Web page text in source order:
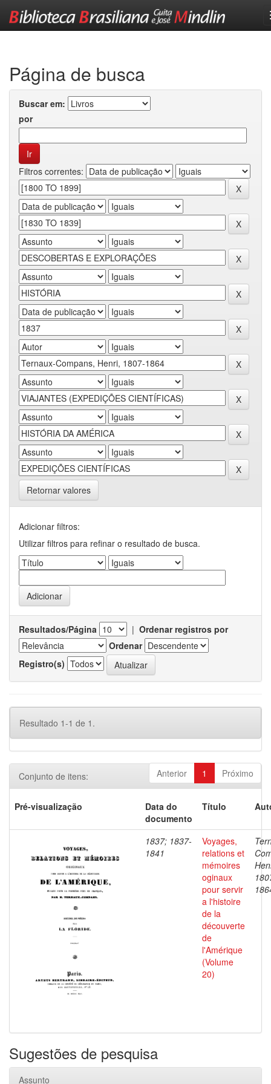
Página de busca
Buscar em:
por
Filtros correntes:
Retornar valores
Adicionar filtros:
Utilizar filtros para refinar o resultado de busca.
Resultados/Página | Ordenar registros por
Ordenar
Registro(s)
Resultado 1-1 de 1.
Anterior 1 Próximo
Conjunto de itens:
Pré-visualização
Data do
documento
Título
1837; 1837-
1841
Voyages,
relations et
mémoires
oginaux
pour servir
a l'histoire
de la
découverte
de
l'Amérique
(Volume
20)
Sugestões de pesquisa
Assunto